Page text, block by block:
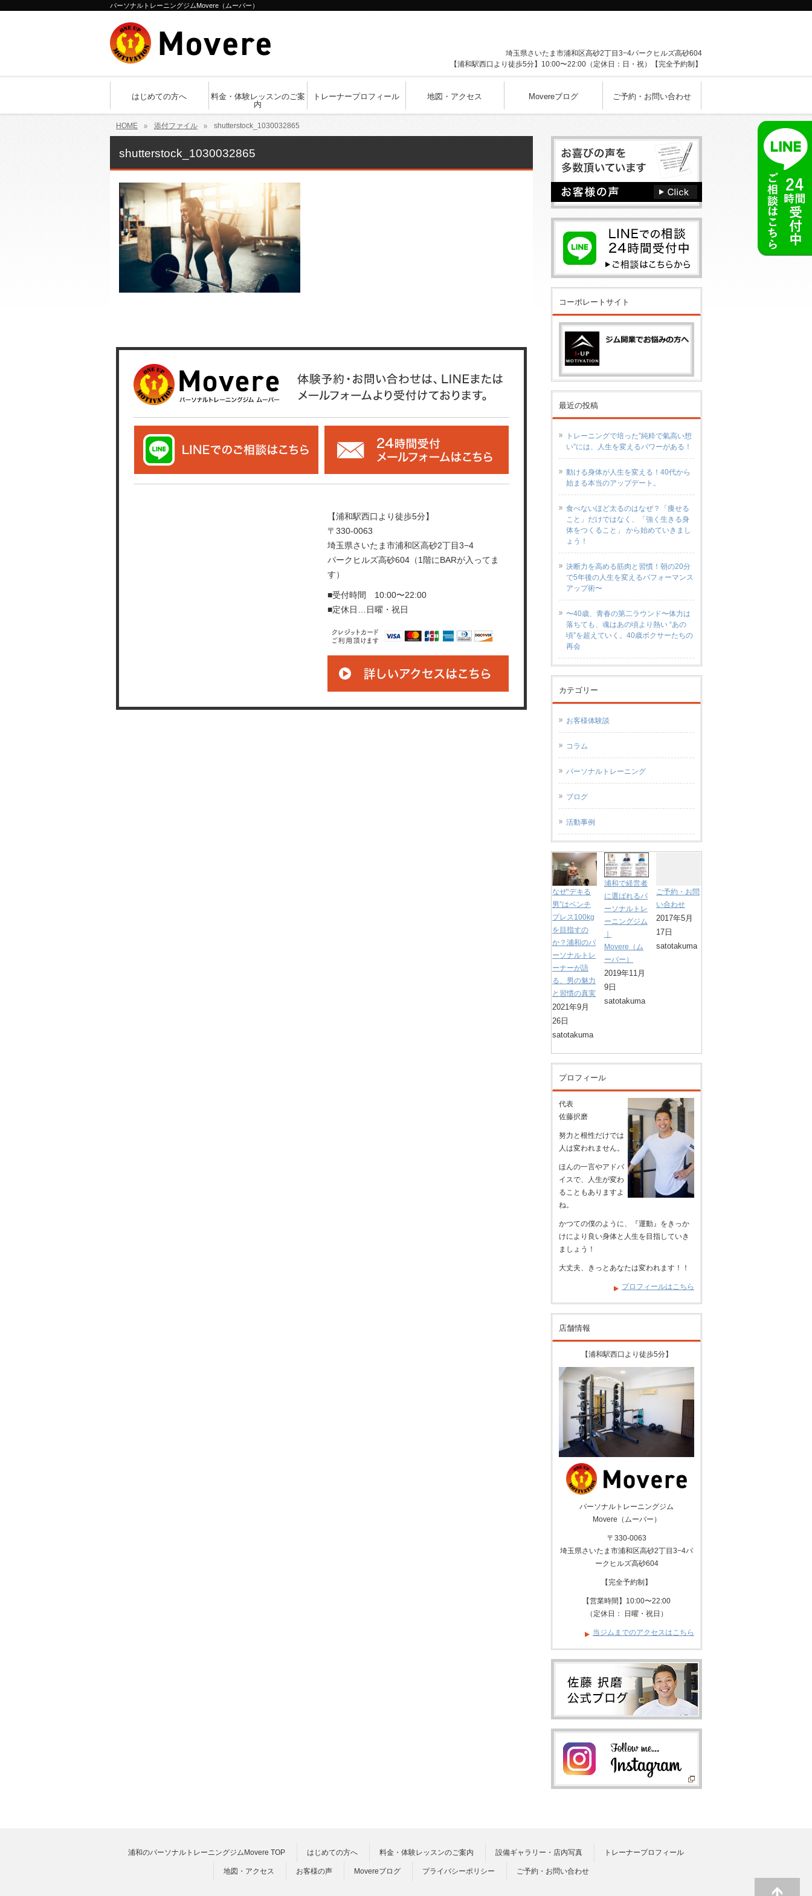
パーソナルトレーニングジムMovere（ムーバー）
埼玉県さいたま市浦和区高砂2丁目3−4パークヒルズ高砂604
【浦和駅西口より徒歩5分】10:00〜22:00（定休日：日・祝）【完全予約制】
はじめての方へ
料金・体験レッスンのご案
内
トレーナープロフィール 地図・アクセス Movereブログ ご予約・お問い合わせ
HOME 添付ファイル shutterstock_1030032865
shutterstock_1030032865
【浦和駅西口より徒歩5分】
〒330-0063
埼玉県さいたま市浦和区高砂2丁目3−4
パークヒルズ高砂604（1階にBARが入ってま
す）
■受付時間 10:00〜22:00
■定休日…日曜・祝日
コーポレートサイト
最近の投稿
トレーニングで培った”純粋で氣高い想
い”には、人生を変えるパワーがある！
動ける身体が人生を変える！40代から
始まる本当のアップデート。
食べないほど太るのはなぜ？「痩せる
こと」だけではなく、「強く生きる身
体をつくること」 から始めていきまし
ょう！
決断力を高める筋肉と習慣！朝の20分
で5年後の人生を変えるパフォーマンス
アップ術〜
〜40歳、青春の第二ラウンド〜体力は
落ちても、魂はあの頃より熱い “あの
頃”を超えていく。40歳ボクサーたちの
再会
カテゴリー
お客様体験談
コラム
パーソナルトレーニング
ブログ
活動事例
なぜ“デキる
男”はベンチ
プレス100kg
を目指すの
か？浦和のパ
ーソナルトレ
ーナーが語
る、男の魅力
と習慣の真実
2021年9月
26日
satotakuma
浦和で経営者
に選ばれるパ
ーソナルトレ
ーニングジム
｜
Movere（ム
ーバー）
2019年11月
9日
satotakuma
ご予約・お問
い合わせ
2017年5月
17日
satotakuma
プロフィール
代表
佐藤択磨
努力と根性だけでは
人は変われません。
ほんの一言やアドバ
イスで、人生が変わ
ることもありますよ
ね。
かつての僕のように、『運動』をきっか
けにより良い身体と人生を目指していき
ましょう！
大丈夫、きっとあなたは変われます！！
プロフィールはこちら
店舗情報
【浦和駅西口より徒歩5分】
パーソナルトレーニングジム
Movere（ムーバー）
〒330-0063
埼玉県さいたま市浦和区高砂2丁目3−4パ
ークヒルズ高砂604
【完全予約制】
【営業時間】10:00〜22:00
（定休日： 日曜・祝日）
当ジムまでのアクセスはこちら
浦和のパーソナルトレーニングジムMovere TOP はじめての方へ 料金・体験レッスンのご案内 設備ギャラリー・店内写真 トレーナープロフィール
地図・アクセス お客様の声 Movereブログ プライバシーポリシー ご予約・お問い合わせ